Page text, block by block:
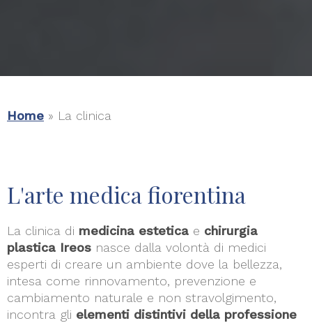
Home » La clinica
L'arte medica fiorentina
La clinica di medicina estetica e chirurgia
plastica Ireos nasce dalla volontà di medici
esperti di creare un ambiente dove la bellezza,
intesa come rinnovamento, prevenzione e
cambiamento naturale e non stravolgimento,
incontra gli elementi distintivi della professione